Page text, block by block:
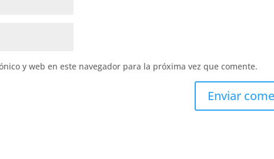
y web en este navegador para la próxima vez que comente.